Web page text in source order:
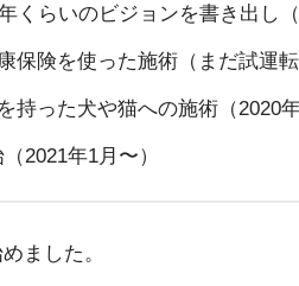
くらいのビジョンを書き出し（
保険を使った施術（まだ試運転
持った犬や猫への施術（2020年
2021年1月〜）
ました。